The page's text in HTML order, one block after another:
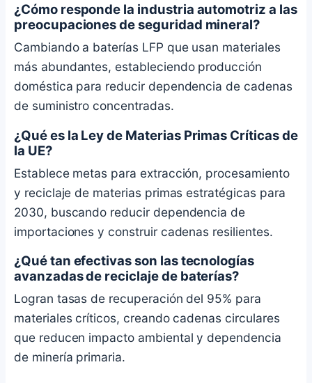
¿Cómo responde la industria automotriz a las
preocupaciones de seguridad mineral?
Cambiando a baterías LFP que usan materiales
más abundantes, estableciendo producción
doméstica para reducir dependencia de cadenas
de suministro concentradas.
¿Qué es la Ley de Materias Primas Críticas de
la UE?
Establece metas para extracción, procesamiento
y reciclaje de materias primas estratégicas para
2030, buscando reducir dependencia de
importaciones y construir cadenas resilientes.
¿Qué tan efectivas son las tecnologías
avanzadas de reciclaje de baterías?
Logran tasas de recuperación del 95% para
materiales críticos, creando cadenas circulares
que reducen impacto ambiental y dependencia
de minería primaria.